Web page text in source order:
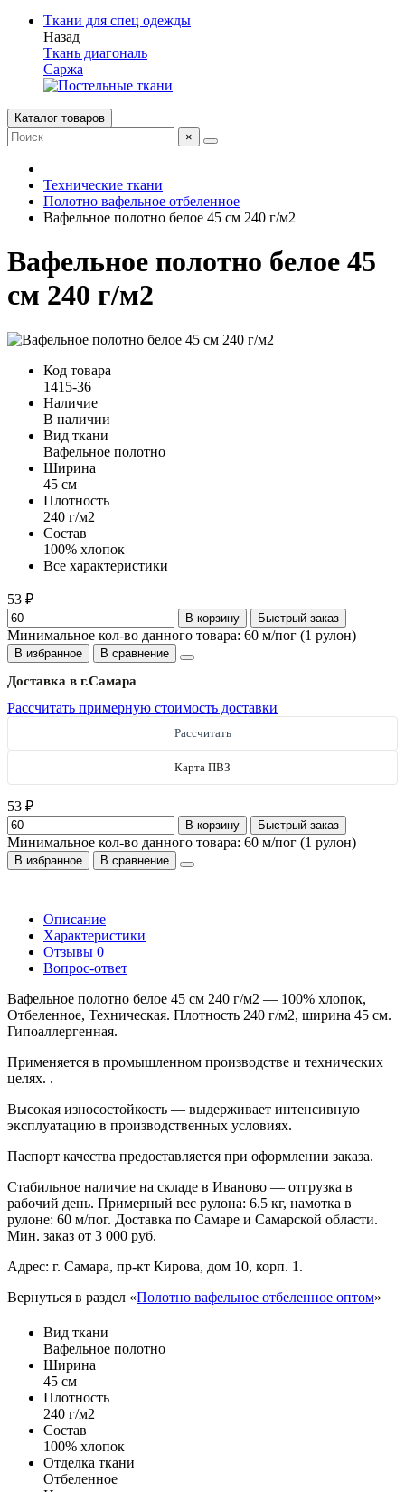
Ткани для спец одежды
Назад
Ткань диагональ
Саржа
Каталог товаров
×
Технические ткани
Полотно вафельное отбеленное
Вафельное полотно белое 45 см 240 г/м2
Вафельное полотно белое 45
см 240 г/м2
Код товара
1415-36
Наличие
В наличии
Вид ткани
Вафельное полотно
Ширина
45 см
Плотность
240 г/м2
Состав
100% хлопок
Все характеристики
53 ₽
В корзину Быстрый заказ
Минимальное кол-во данного товара: 60 м/пог (1 рулон)
В избранное В сравнение
Доставка в г.Самара
Рассчитать примерную стоимость доставки
Рассчитать
Карта ПВЗ
53 ₽
В корзину Быстрый заказ
Минимальное кол-во данного товара: 60 м/пог (1 рулон)
В избранное В сравнение
Описание
Характеристики
Отзывы 0
Вопрос-ответ
Вафельное полотно белое 45 см 240 г/м2 — 100% хлопок,
Отбеленное, Техническая. Плотность 240 г/м2, ширина 45 см.
Гипоаллергенная.
Применяется в промышленном производстве и технических
целях. .
Высокая износостойкость — выдерживает интенсивную
эксплуатацию в производственных условиях.
Паспорт качества предоставляется при оформлении заказа.
Стабильное наличие на складе в Иваново — отгрузка в
рабочий день. Примерный вес рулона: 6.5 кг, намотка в
рулоне: 60 м/пог. Доставка по Самаре и Самарской области.
Мин. заказ от 3 000 руб.
Адрес: г. Самара, пр-кт Кирова, дом 10, корп. 1.
Вернуться в раздел «Полотно вафельное отбеленное оптом»
Вид ткани
Вафельное полотно
Ширина
45 см
Плотность
240 г/м2
Состав
100% хлопок
Отделка ткани
Отбеленное